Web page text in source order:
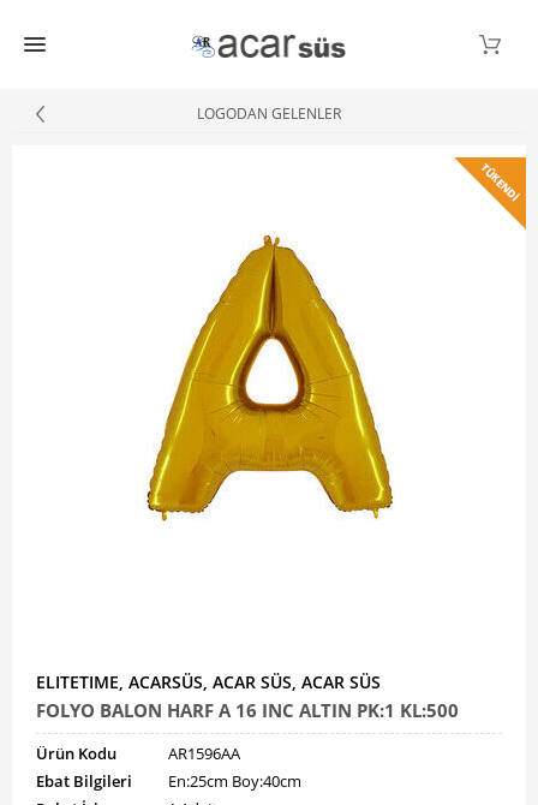
LOGODAN GELENLER
ELITETIME, ACARSÜS, ACAR SÜS, ACAR SÜS
FOLYO BALON HARF A 16 INC ALTIN PK:1 KL:500
Ürün Kodu
AR1596AA
Ebat Bilgileri
En:25cm Boy:40cm